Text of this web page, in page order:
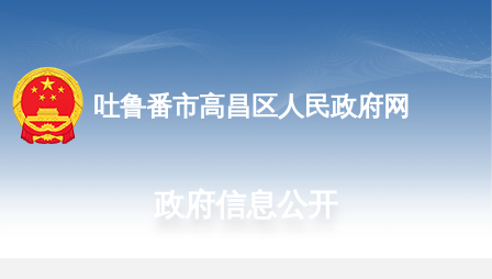
吐鲁番市高昌区人民政府网
政府信息公开